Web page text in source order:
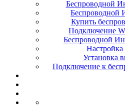
Беспроводной
Беспроводной
Купить
Подключение
Беспроводной
Настройка
Установка
Подключение к